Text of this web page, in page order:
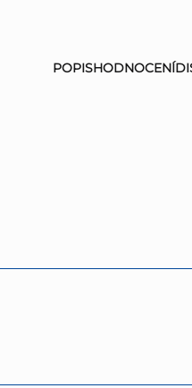
POPISHODNOCENÍ